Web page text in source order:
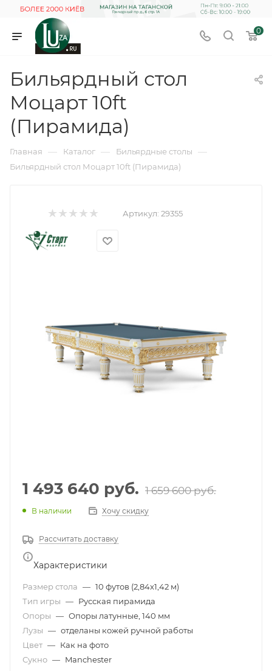
0
Бильярдный стол
Моцарт 10ft
(Пирамида)
Главная — Каталог — Бильярдные столы —
Бильярдный стол Моцарт 10ft (Пирамида)
Артикул: 29355
1 493 640 руб. 1 659 600руб.
В наличии Хочу скидку
Рассчитать доставку
Характеристики
Размер стола — 10 футов (2,84x1,42 м)
Тип игры — Русская пирамида
Опоры — Опоры латунные, 140 мм
Лузы — отделаны кожей ручной работы
Цвет — Как на фото
Сукно — Manchester